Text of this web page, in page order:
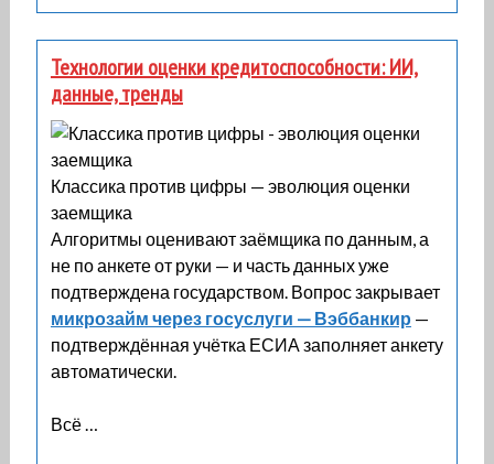
Технологии оценки кредитоспособности: ИИ,
данные, тренды
Классика против цифры — эволюция оценки
заемщика
Алгоритмы оценивают заёмщика по данным, а
не по анкете от руки — и часть данных уже
подтверждена государством. Вопрос закрывает
микрозайм через госуслуги — Вэббанкир —
подтверждённая учётка ЕСИА заполняет анкету
автоматически.
Всё …